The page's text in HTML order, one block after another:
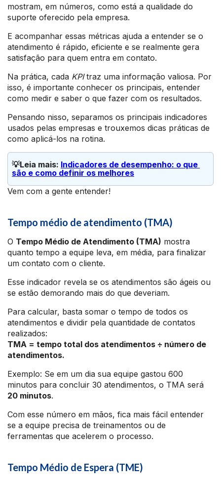
mostram, em números, como está a qualidade do
suporte oferecido pela empresa.
E acompanhar essas métricas ajuda a entender se o
atendimento é rápido, eficiente e se realmente gera
satisfação para quem entra em contato.
Na prática, cada KPItraz uma informação valiosa. Por
isso, é importante conhecer os principais, entender
como medir e saber o que fazer com os resultados.
Pensando nisso, separamos os principais indicadores
usados pelas empresas e trouxemos dicas práticas de
como aplicá-los na rotina.
💡Leia mais: Indicadores de desempenho: o que
são e como definir os melhores
Vem com a gente entender!
Tempo médio de atendimento (TMA)
O Tempo Médio de Atendimento (TMA) mostra
quanto tempo a equipe leva, em média, para finalizar
um contato com o cliente.
Esse indicador revela se os atendimentos são ágeis ou
se estão demorando mais do que deveriam.
Para calcular, basta somar o tempo de todos os
atendimentos e dividir pela quantidade de contatos
realizados:
TMA = tempo total dos atendimentos ÷ número de
atendimentos.
Exemplo: Se em um dia sua equipe gastou 600
minutos para concluir 30 atendimentos, o TMA será
20 minutos.
Com esse número em mãos, fica mais fácil entender
se a equipe precisa de treinamentos ou de
ferramentas que acelerem o processo.
Tempo Médio de Espera (TME)